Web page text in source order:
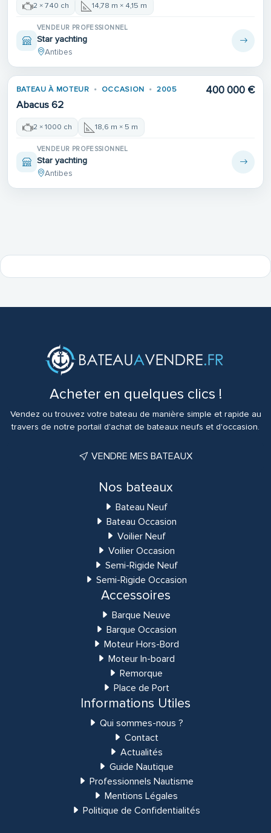
2 × 740 ch 14,78 m × 4,15 m
VENDEUR PROFESSIONNEL
Star yachting
Antibes
BATEAU À MOTEUR OCCASION 2005
Abacus 62
400 000 €
2 × 1000 ch 18,6 m × 5 m
VENDEUR PROFESSIONNEL
Star yachting
Antibes
Acheter en quelques clics !
Vendez ou trouvez votre bateau de manière simple et rapide au
travers de notre portail d'achat de bateaux neufs et d'occasion.
VENDRE MES BATEAUX
Nos bateaux
Bateau Neuf
Bateau Occasion
Voilier Neuf
Voilier Occasion
Semi-Rigide Neuf
Semi-Rigide Occasion
Accessoires
Barque Neuve
Barque Occasion
Moteur Hors-Bord
Moteur In-board
Remorque
Place de Port
Informations Utiles
Qui sommes-nous ?
Contact
Actualités
Guide Nautique
Professionnels Nautisme
Mentions Légales
Politique de Confidentialités